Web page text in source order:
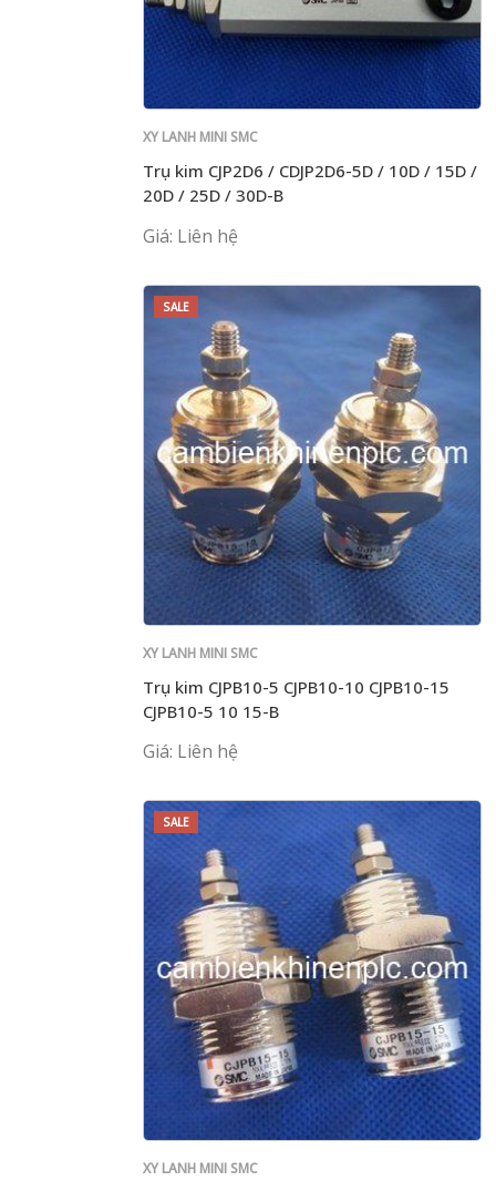
XY LANH MINI SMC
Trụ kim CJP2D6 / CDJP2D6-5D / 10D / 15D /
20D / 25D / 30D-B
Giá: Liên hệ
SALE
XY LANH MINI SMC
Trụ kim CJPB10-5 CJPB10-10 CJPB10-15
CJPB10-5 10 15-B
Giá: Liên hệ
SALE
XY LANH MINI SMC